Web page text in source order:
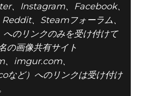
、Instagram、Facebook、
、Steamフォーラム、
のリンクのみを受け付けて
の画像共有サイト
、imgur.com、
など）へのリンクは受け付け